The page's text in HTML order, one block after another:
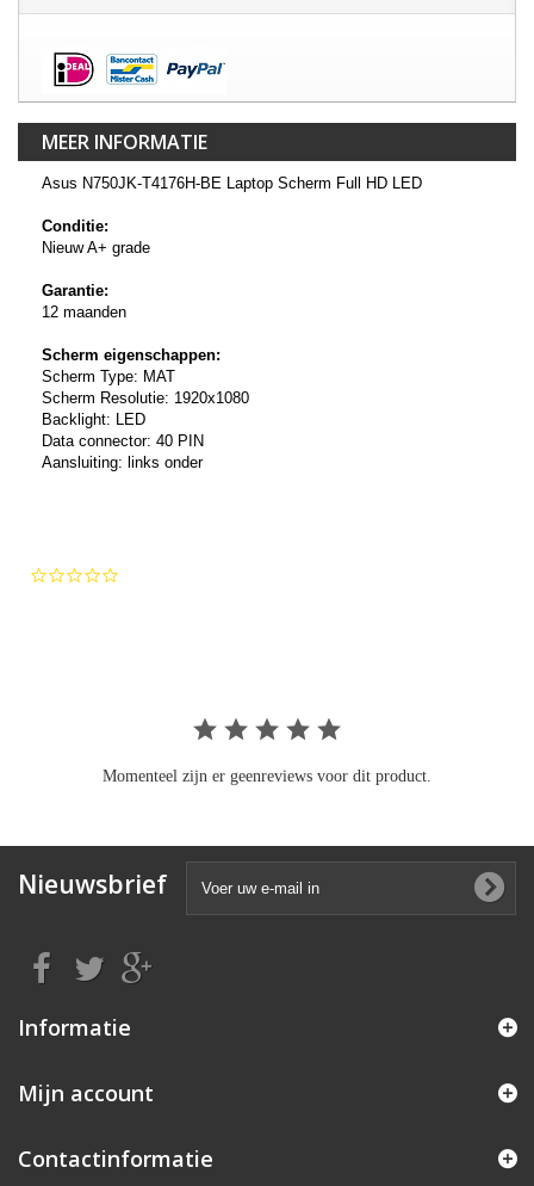
MEER INFORMATIE
Asus N750JK-T4176H-BE Laptop Scherm Full HD LED
Conditie:
Nieuw A+ grade
Garantie:
12 maanden
Scherm eigenschappen:
Scherm Type: MAT
Scherm Resolutie: 1920x1080
Backlight: LED
Data connector: 40 PIN
Aansluiting: links onder
Momenteel zijn er geenreviews voor dit product.
Nieuwsbrief
Informatie
Mijn account
Contactinformatie